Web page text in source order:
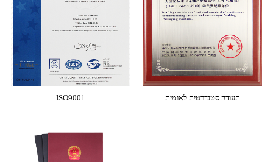
ISO9001 תעודה סטנדרטית לאומית